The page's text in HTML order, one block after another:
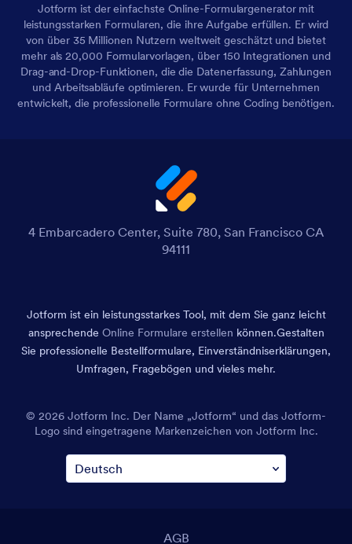
Jotform ist der einfachste Online-Formulargenerator mit
leistungsstarken Formularen, die ihre Aufgabe erfüllen. Er wird
von über 35 Millionen Nutzern weltweit geschätzt und bietet
mehr als 20,000 Formularvorlagen, über 150 Integrationen und
Drag-and-Drop-Funktionen, die die Datenerfassung, Zahlungen
und Arbeitsabläufe optimieren. Er wurde für Unternehmen
entwickelt, die professionelle Formulare ohne Coding benötigen.
4 Embarcadero Center, Suite 780, San Francisco CA
94111
Jotform ist ein leistungsstarkes Tool, mit dem Sie ganz leicht
ansprechende Online Formulare erstellen können.Gestalten
Sie professionelle Bestellformulare, Einverständniserklärungen,
Umfragen, Fragebögen und vieles mehr.
© 2026 Jotform Inc. Der Name „Jotform“ und das Jotform-
Logo sind eingetragene Markenzeichen von Jotform Inc.
AGB